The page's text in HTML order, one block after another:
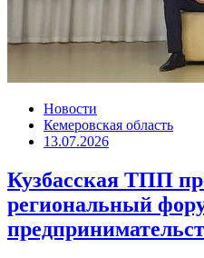
Новости
Кемеровская область
13.07.2026
Кузбасская ТПП
региональный